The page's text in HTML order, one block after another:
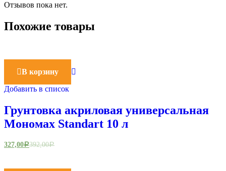
Отзывов пока нет.
Похожие товары
В корзину
Добавить в список
Грунтовка акриловая универсальная
Мономах Standart 10 л
327,00Р392,00Р